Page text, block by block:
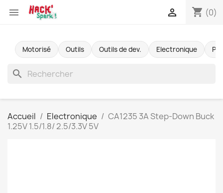
 shopping_cart (0)

Motorisé Outils Outils de dev. Electronique
search
Accueil Electronique
CA1235 3A Step-Down Buck
1.25V 1.5/1.8/ 2.5/3.3V 5V